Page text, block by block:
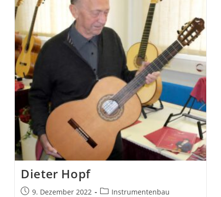
Night
[Official
Video]
Dieter Hopf
Beitrag9. Dezember 2022
Beitrags-
Instrumentenbau